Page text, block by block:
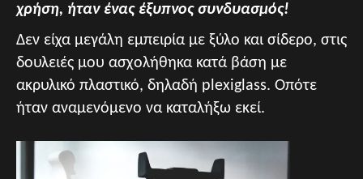
χρήση, ήταν ένας έξυπνος συνδυασμός!
Δεν είχα μεγάλη εμπειρία με ξύλο και σίδερο, στις
δουλειές μου ασχολήθηκα κατά βάση με
ακρυλικό πλαστικό, δηλαδή plexiglass. Οπότε
ήταν αναμενόμενο να καταλήξω εκεί.